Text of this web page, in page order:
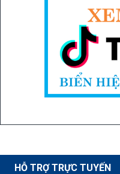
HỖ TRỢ TRỰC TUYẾN